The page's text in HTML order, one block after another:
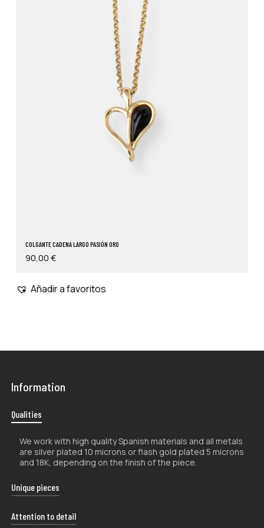
COLGANTE CADENA LARGO PASIÓN ORO
90,00 €
Añadir a favoritos
Information
Qualities
We work with high quality Spanish materials and all metals
are silver plated 10 microns or flash gold plated 5 microns
and 18K, depending on the finish of the piece.
Unique pieces
The handcrafted nature of our products makes them
unique, so their shape and color may vary slightly from
Attention to detail